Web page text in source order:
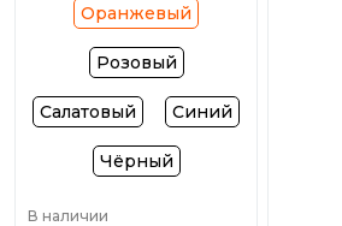
Оранжевый
Розовый
Салатовый Синий
Чёрный
В наличии